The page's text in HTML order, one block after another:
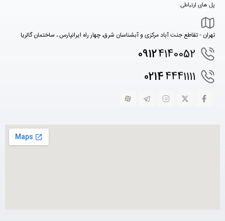
پل های ارتباطی
تهران - تقاطع جنت آباد مرکزی و آبشناسان شرق، چهار راه ایرانپارس ، ساختمان گالریا
09124140052
02144441111